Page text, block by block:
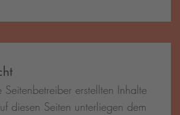
erstellten Inhalte
diesen Seiten unterliegen dem